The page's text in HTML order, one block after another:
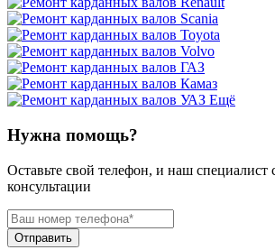
Ещё
Нужна помощь?
Оставьте свой телефон, и наш специалист
консультации
Отправить